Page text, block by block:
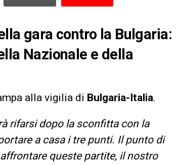
gara contro la Bulgaria:
Nazionale e della
alla vigilia di Bulgaria-Italia.
rifarsi dopo la sconfitta con la
a casa i tre punti. Il punto di
queste partite, il nostro